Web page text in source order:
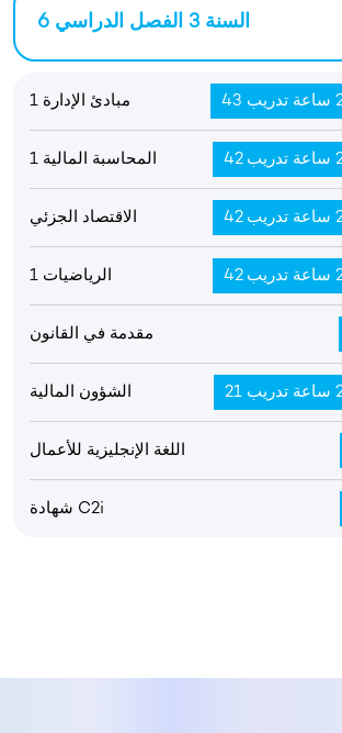
السنة 3 الفصل الدراسي 6
مبادئ الإدارة 1
المحاسبة المالية 1
الاقتصاد الجزئي
الرياضيات 1
مقدمة في القانون
الشؤون المالية
اللغة الإنجليزية للأعمال
شهادة C2i